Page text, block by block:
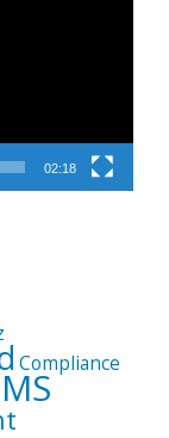
02:18
Compliance